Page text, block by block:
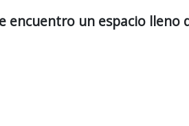
encuentro un espacio lleno